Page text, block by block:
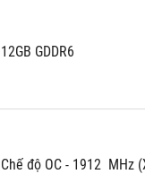
12GB GDDR6
Chế độ OC - 1912  MHz